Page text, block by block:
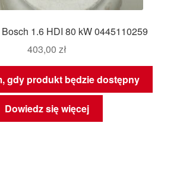
1.6 HDI 80 kW 0445110259
403,00 zł
gdy produkt będzie dostępny
Dowiedz się więcej